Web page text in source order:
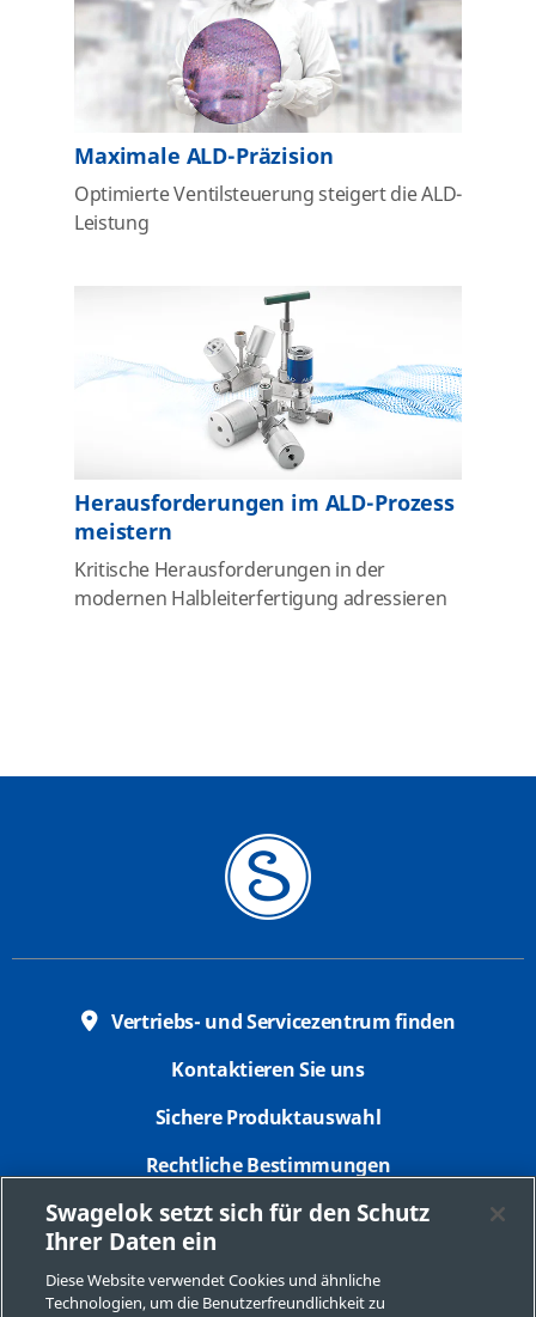
Maximale ALD-Präzision
Optimierte Ventilsteuerung steigert die ALD-
Leistung
Herausforderungen im ALD-Prozess
meistern
Kritische Herausforderungen in der
modernen Halbleiterfertigung adressieren
Vertriebs- und Servicezentrum finden
Kontaktieren Sie uns
Sichere Produktauswahl
Rechtliche Bestimmungen
Datenschutzbestimmungen
Seitenverzeichnis
Swagelok setzt sich für den Schutz
Ihrer Daten ein
Diese Website verwendet Cookies und ähnliche
Technologien, um die Benutzerfreundlichkeit zu